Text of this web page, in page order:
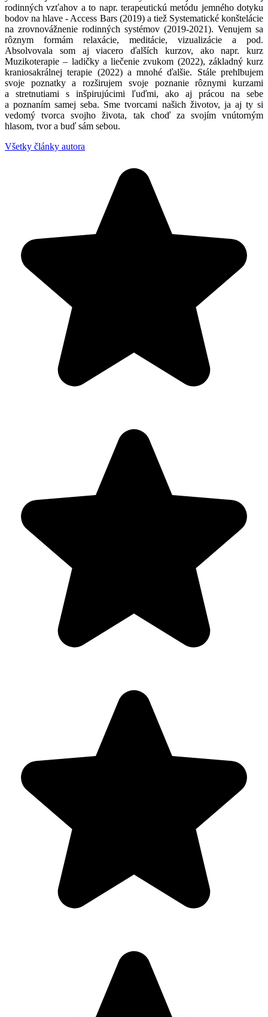
rodinných vzťahov a to napr. terapeutickú metódu jemného dotyku
bodov na hlave - Access Bars (2019) a tiež Systematické konštelácie
na zrovnovážnenie rodinných systémov (2019-2021). Venujem sa
rôznym formám relaxácie, meditácie, vizualizácie a pod.
Absolvovala som aj viacero ďalších kurzov, ako napr. kurz
Muzikoterapie – ladičky a liečenie zvukom (2022), základný kurz
kraniosakrálnej terapie (2022) a mnohé ďalšie. Stále prehlbujem
svoje poznatky a rozširujem svoje poznanie rôznymi kurzami
a stretnutiami s inšpirujúcimi ľuďmi, ako aj prácou na sebe
a poznaním samej seba. Sme tvorcami našich životov, ja aj ty si
vedomý tvorca svojho života, tak choď za svojím vnútorným
hlasom, tvor a buď sám sebou.
Všetky články autora